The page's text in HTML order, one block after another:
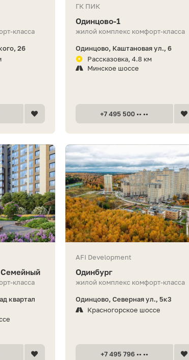
класса
26
ГК ПИК
Одинцово-1
жилой комплекс комфорт-класса
Одинцово, Каштановая ул., 6
Рассказовка, 4.8 км
Минское шоссе
+7 495 500 •• ••
Семейный
класса
квартал
AFI Development
Одинбург
жилой комплекс комфорт-класса
Одинцово, Северная ул., 5к3
Красногорское шоссе
+7 495 796 •• ••